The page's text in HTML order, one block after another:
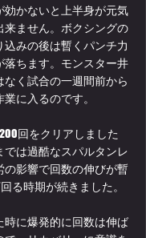
効かないと上半身が元気
来ません。ボクシングの
みの後は暫くパンチ力
落ちます。モンスター井
なく試合の一週間前から
に入るのです。
回をクリアしました
では過酷なスパルタンレ
の影響で回数の伸びが暫
る時期が続きました。
時に爆発的に回数は伸ば